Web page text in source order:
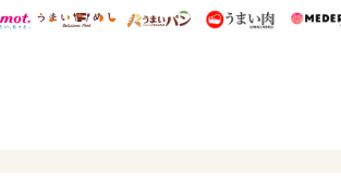
あ総研 ディズニー特集
mimot. うまいめし うまいパン うまい